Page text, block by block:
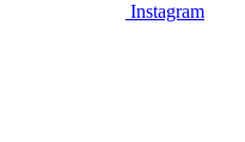
Instagram